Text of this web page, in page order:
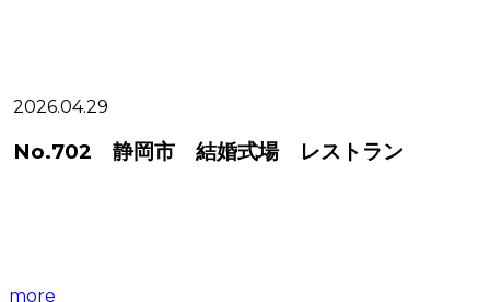
2026.04.29
No.702 静岡市 結婚式場 レストラン
more